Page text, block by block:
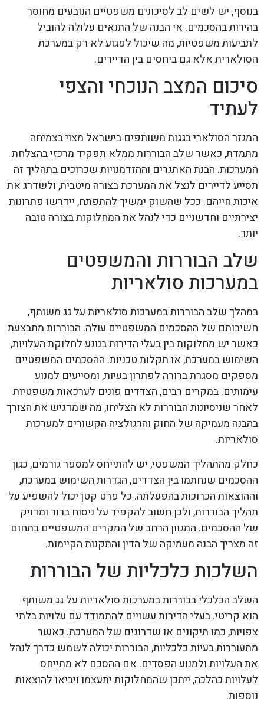
בנוסף, יש לשים לב לסיכונים משפטיים הנובעים מחוסר
בהירות בהסכמים. אי הבנה של התנאים עלולה להוביל
לתביעות משפטיות, מה שיכול לפגוע לא רק במערכת
הסולארית אלא גם ביחסים בין הדיירים.
סיכום המצב הנוכחי והצפי
לעתיד
המגזר הסולארי בגגות משותפים בישראל מצוי בצמיחה
מתמדת, כאשר שלב הבוררות ממלא תפקיד מרכזי בהצלחת
המערכות. הבנת האתגרים וההזדמנויות שכרוכים בתהליך זה
תסייע לדיירים לנצל את המערכת בצורה מיטבית, ולשדרג את
איכות חייהם. ככל שהשוק ימשיך להתפתח, יידרשו פתרונות
יצירתיים וחדשניים כדי לנהל את המחלוקות בצורה טובה
יותר.
שלב הבוררות והמשפטים
במערכות סולאריות
במהלך שלב הבוררות במערכות סולאריות על גג משותף,
חשיבותם של ההסכמים המשפטיים עולה. הבוררות מתבצעת
כאשר יש מחלוקות בין בעלי הדירות בנוגע לחלוקת העלויות,
השימוש במערכת, או תקלות טכניות. ההסכמים המשפטיים
מספקים מסגרת ברורה לפתרון בעיות, ומסייעים למנוע
עימותים. במקרים רבים, הצדדים פונים לערכאות משפטיות
לאחר שניסיונות הבוררות לא הצליחו, מה שמדגיש את הצורך
בהבנה מעמיקה של החוק והרגולציה הקשורים למערכות
סולאריות.
כחלק מהתהליך המשפטי, יש להתייחס למספר גורמים, כגון
ההסכמים שנחתמו בין הצדדים, הגדרות השימוש במערכת,
וההוצאות הכרוכות בהפעלתה. כל פרט קטן יכול להשפיע על
תהליך הבוררות, ולכן חשוב להקפיד על ניסוח ברור ומדויק
של ההסכמים. המגוון הרחב של המקרים המשפטיים בתחום
זה מצריך הבנה מעמיקה של הדין והתקנות הקיימות.
השלכות כלכליות של הבוררות
השלב הכלכלי בבוררות במערכות סולאריות על גג משותף
הוא קריטי. בעלי הדירות עשויים להתמודד עם עלויות בלתי
צפויות, כמו תיקונים או שדרוגים של המערכת. כאשר
מתעוררות בעיות כלכליות, הבוררות יכולה לשמש כדרך לנהל
את העלויות ולמנוע הפסדים. אם ההסכם לא מתייחס
לעלויות כהלכה, ייתכן שהמחלוקות יתעצמו ויביאו להוצאות
נוספות.